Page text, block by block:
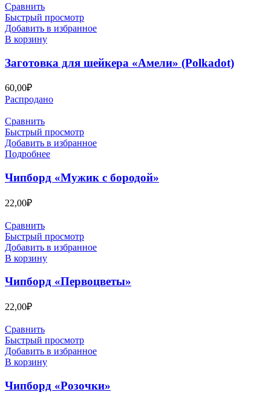
Сравнить
Быстрый просмотр
Добавить в избранное
В корзину
Заготовка для шейкера «Амели» (Polkadot)
60,00₽
Распродано
Сравнить
Быстрый просмотр
Добавить в избранное
Подробнее
Чипборд «Мужик с бородой»
22,00₽
Сравнить
Быстрый просмотр
Добавить в избранное
В корзину
Чипборд «Первоцветы»
22,00₽
Сравнить
Быстрый просмотр
Добавить в избранное
В корзину
Чипборд «Розочки»